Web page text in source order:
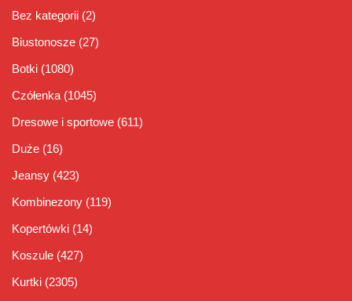
Bez kategorii (2)
Biustonosze (27)
Botki (1080)
Czółenka (1045)
Dresowe i sportowe (611)
Duże (16)
Jeansy (423)
Kombinezony (119)
Kopertówki (14)
Koszule (427)
Kurtki (2305)